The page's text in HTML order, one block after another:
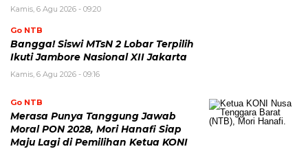
Kamis, 6 Agu 2026 - 09:20
Go NTB
Bangga! Siswi MTsN 2 Lobar Terpilih
Ikuti Jambore Nasional XII Jakarta
Kamis, 6 Agu 2026 - 09:16
Go NTB
Merasa Punya Tanggung Jawab
Moral PON 2028, Mori Hanafi Siap
Maju Lagi di Pemilihan Ketua KONI